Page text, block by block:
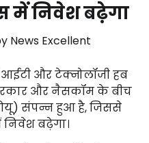
में निवेश बढ़ेगा
News Excellent
आईटी और टेक्नोलॉजी हब
और नैसकॉम के बीच
संपन्न हुआ है, जिससे
बढ़ेगा।